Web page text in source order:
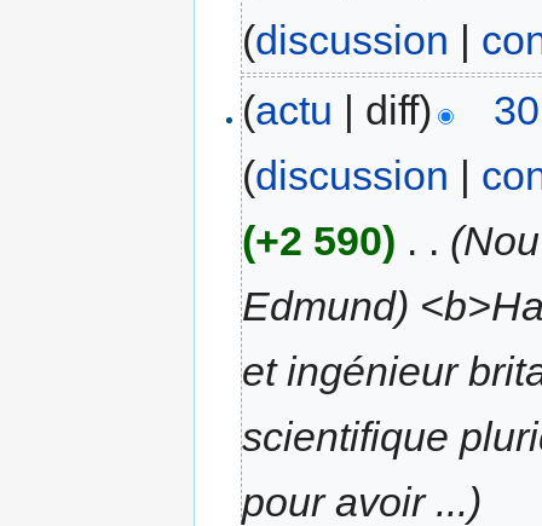
(discussion |
(actu | diff)
(discussion |
(+2 590) . .
Edmund)
et ingénieur
scientifique
pour avoir ...)